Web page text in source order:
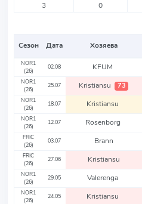
3
0
Сезон Дата Хозяева
NOR1
(26)
02.08 KFUM
NOR1
(26)
25.07 Kristiansu 73
NOR1
(26)
18.07 Kristiansu
NOR1
(26)
12.07 Rosenborg
FRIC
(26)
03.07 Brann
FRIC
(26)
27.06 Kristiansu
NOR1
(26)
29.05 Valerenga
NOR1
(26)
24.05 Kristiansu